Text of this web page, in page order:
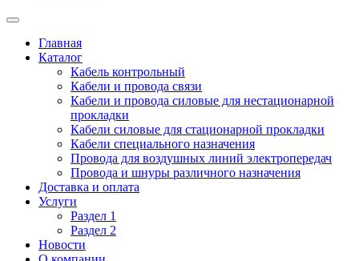
Главная
Каталог
Кабель контрольный
Кабели и провода связи
Кабели и провода силовые для нестационарной
прокладки
Кабели силовые для стационарной прокладки
Кабели специального назначения
Провода для воздушных линий электропередач
Провода и шнуры различного назначения
Доставка и оплата
Услуги
Раздел 1
Раздел 2
Новости